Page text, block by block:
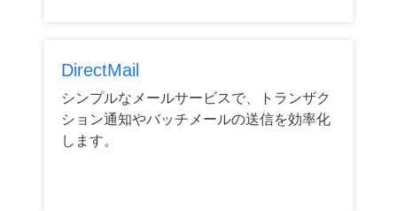
DirectMail
シンプルなメールサービスで、トランザク
ション通知やバッチメールの送信を効率化
します。